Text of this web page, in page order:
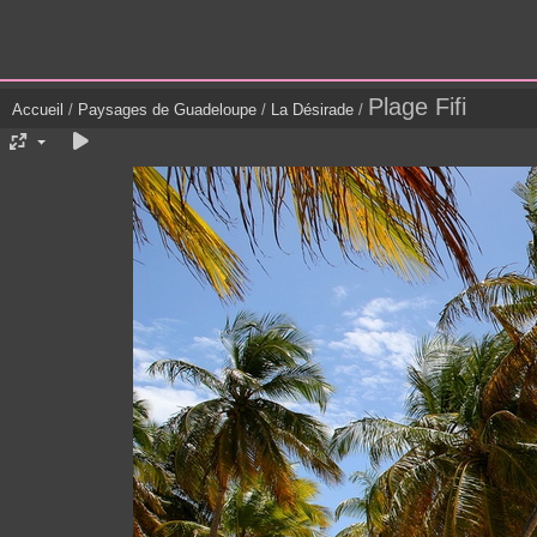
Accueil / Paysages de Guadeloupe / La Désirade / Plage Fifi